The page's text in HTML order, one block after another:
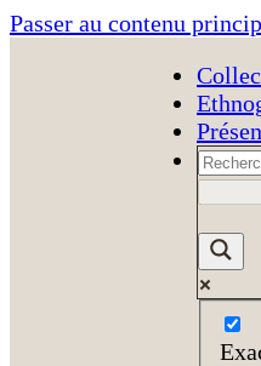
Passer au contenu